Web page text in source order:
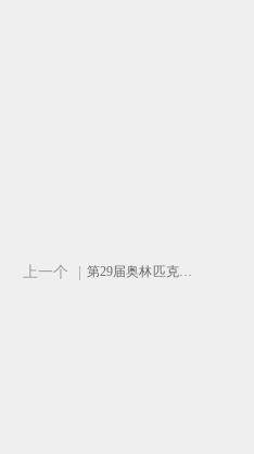
上一个 第29届奥林匹克运动会奖状-蓝色